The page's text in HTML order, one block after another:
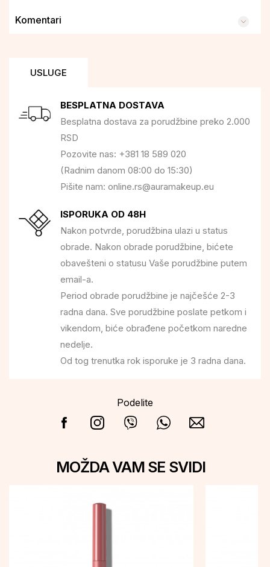
Komentari
USLUGE
BESPLATNA DOSTAVA
Besplatna dostava za porudžbine preko 2.000
RSD
Pozovite nas: +381 18 589 020
(Radnim danom 08:00 do 15:30)
Pišite nam: online.rs@auramakeup.eu
ISPORUKA OD 48H
Nakon potvrde, porudžbina ulazi u status
obrade. Nakon obrade porudžbine, bićete
obavešteni o statusu Vaše porudžbine putem
email-a.
Period obrade porudžbine je najčešće 2-3
radna dana. Sve porudžbine poslate petkom i
vikendom, biće obrađene početkom naredne
nedelje.
Od tog trenutka rok isporuke je 3 radna dana.
Podelite
MOŽDA VAM SE SVIDI